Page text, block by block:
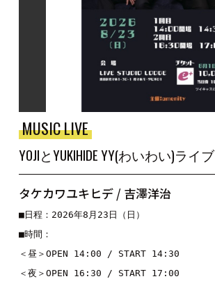
MUSIC LIVE
YOJIとYUKIHIDE YY(わいわい)ライブ
タケカワユキヒデ / 吉澤洋治
■日程：2026年8月23日（日）
■時間：
＜昼＞OPEN 14:00 / START 14:30
＜夜＞OPEN 16:30 / START 17:00